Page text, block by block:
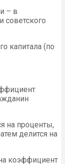
– в
советского
капитала (по
на проценты,
делится на
коэффициент